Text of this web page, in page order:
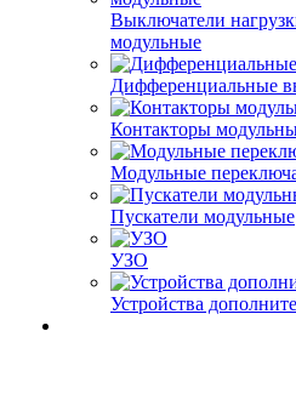
Выключатели
модульные
Дифференциальные
Контакторы
Модульные
Пускатели модульные
УЗО
Устройства